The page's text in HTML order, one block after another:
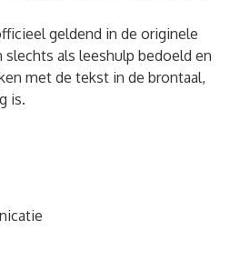
geldend in de originele
als leeshulp bedoeld en
met de tekst in de brontaal,
is.